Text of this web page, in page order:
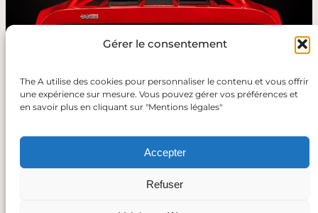
Gérer le consentement
The A utilise des cookies pour personnaliser le contenu et vous offrir
une expérience sur mesure. Vous pouvez gérer vos préférences et
en savoir plus en cliquant sur "Mentions légales"
Accepter
Refuser
Retour